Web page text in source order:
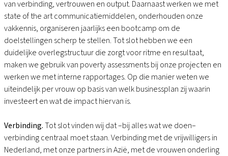
van verbinding, vertrouwen en output. Daarnaast werken we met
state of the art communicatiemiddelen, onderhouden onze
vakkennis, organiseren jaarlijks een bootcamp om de
doelstellingen scherp te stellen. Tot slot hebben we een
duidelijke overlegstructuur die zorgt voor ritme en resultaat,
maken we gebruik van poverty assessments bij onze projecten en
werken we met interne rapportages. Op die manier weten we
uiteindelijk per vrouw op basis van welk businessplan zij waarin
investeert en wat de impact hiervan is.
Verbinding.Tot slot vinden wij dat –bij alles wat we doen–
verbinding centraal moet staan. Verbinding met de vrijwilligers in
Nederland, met onze partners in Azië, met de vrouwen onderling